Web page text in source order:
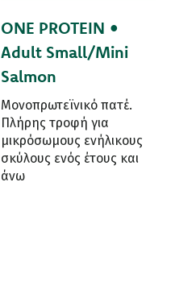
ONE PROTEIN •
Adult Small/Mini
Salmon
Μονοπρωτεϊνικό πατέ.
Πλήρης τροφή για
μικρόσωμους ενήλικους
σκύλους ενός έτους και
άνω